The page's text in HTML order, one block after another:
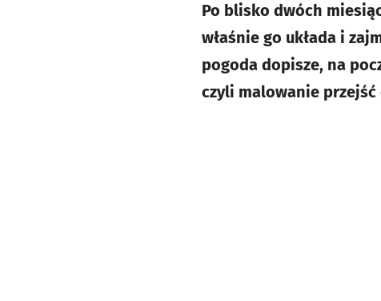
Po blisko dwóch
właśnie go układa i
pogoda dopisze, na
czyli malowanie